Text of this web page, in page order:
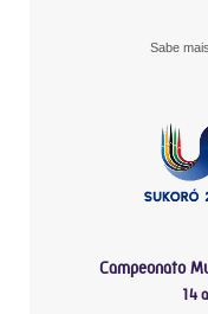
Sabe
Campeonato
14